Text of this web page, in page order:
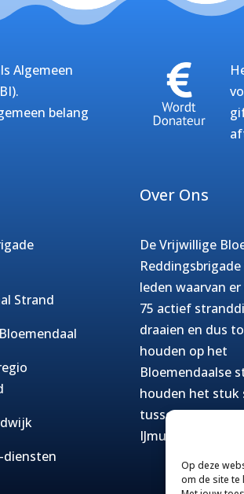
Op deze
om de site te
Algemeen
belang
Strand
Over Ons
De Vrijwillige
leden waarvan
75 actief
draaien en dus
houden op het
Bloemendaalse
houden het stuk
tussen
IJmuiden in de